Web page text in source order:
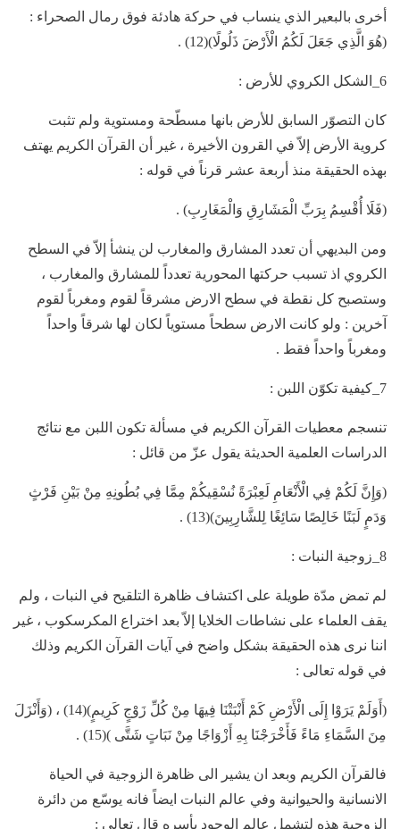
أخرى بالبعير الذي ينساب في حركة هادئة فوق رمال الصحراء :
(هُوَ الَّذِي جَعَلَ لَكُمُ الْأَرْضَ ذَلُولًا)(12) .
6_الشكل الكروي للأرض :
كان التصوّر السابق للأرض بانها مسطّحة ومستوية ولم تثبت
كروية الأرض إلاّ في القرون الأخيرة ، غير أن القرآن الكريم يهتف
بهذه الحقيقة منذ أربعة عشر قرناً في قوله :
(فَلَا أُقْسِمُ بِرَبِّ الْمَشَارِقِ وَالْمَغَارِبِ) .
ومن البديهي أن تعدد المشارق والمغارب لن ينشأ إلاّ في السطح
الكروي اذ تسبب حركتها المحورية تعدداً للمشارق والمغارب ،
وستصبح كل نقطة في سطح الارض مشرقاً لقوم ومغرباً لقوم
آخرين : ولو كانت الارض سطحاً مستوياً لكان لها شرقاً واحداً
ومغرباً واحداً فقط .
7_كيفية تكوّن اللبن :
تنسجم معطيات القرآن الكريم في مسألة تكون اللبن مع نتائج
الدراسات العلمية الحديثة يقول عزّ من قائل :
(وَإِنَّ لَكُمْ فِي الْأَنْعَامِ لَعِبْرَةً نُسْقِيكُمْ مِمَّا فِي بُطُونِهِ مِنْ بَيْنِ فَرْثٍ
وَدَمٍ لَبَنًا خَالِصًا سَائِغًا لِلشَّارِبِينَ)(13) .
8_زوجية النبات :
لم تمض مدّة طويلة على اكتشاف ظاهرة التلقيح في النبات ، ولم
يقف العلماء على نشاطات الخلايا إلاّ بعد اختراع المكرسكوب ، غير
اننا نرى هذه الحقيقة بشكل واضح في آيات القرآن الكريم وذلك
في قوله تعالى :
(أَوَلَمْ يَرَوْا إِلَى الْأَرْضِ كَمْ أَنْبَتْنَا فِيهَا مِنْ كُلِّ زَوْجٍ كَرِيمٍ)(14) ، (وَأَنْزَلَ
مِنَ السَّمَاءِ مَاءً فَأَخْرَجْنَا بِهِ أَزْوَاجًا مِنْ نَبَاتٍ شَتَّى )(15) .
فالقرآن الكريم وبعد ان يشير الى ظاهرة الزوجية في الحياة
الانسانية والحيوانية وفي عالم النبات ايضاً فانه يوسّع من دائرة
الزوجية هذه لتشمل عالم الوجود بأسره قال تعالى :